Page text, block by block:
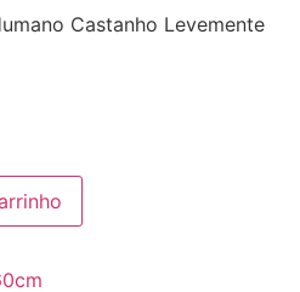
Castanho Levemente